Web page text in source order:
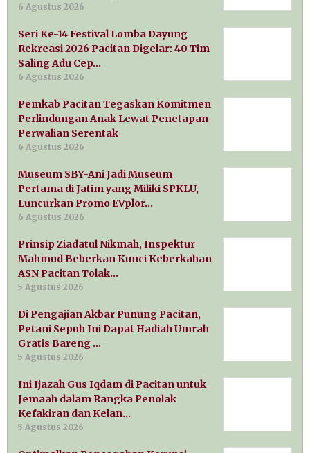
6 Agustus 2026
Seri Ke-14 Festival Lomba Dayung
Rekreasi 2026 Pacitan Digelar: 40 Tim
Saling Adu Cep…
6 Agustus 2026
Pemkab Pacitan Tegaskan Komitmen
Perlindungan Anak Lewat Penetapan
Perwalian Serentak
6 Agustus 2026
Museum SBY-Ani Jadi Museum
Pertama di Jatim yang Miliki SPKLU,
Luncurkan Promo EVplor…
6 Agustus 2026
Prinsip Ziadatul Nikmah, Inspektur
Mahmud Beberkan Kunci Keberkahan
ASN Pacitan Tolak…
5 Agustus 2026
Di Pengajian Akbar Punung Pacitan,
Petani Sepuh Ini Dapat Hadiah Umrah
Gratis Bareng …
5 Agustus 2026
Ini Ijazah Gus Iqdam di Pacitan untuk
Jemaah dalam Rangka Penolak
Kefakiran dan Kelan…
5 Agustus 2026